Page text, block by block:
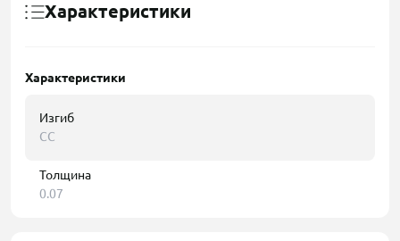
Характеристики
Характеристики
Изгиб
CC
Толщина
0.07